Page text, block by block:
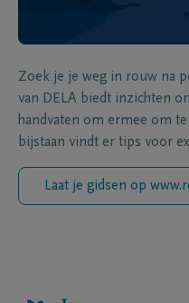
Zoek je je weg in rouw na
van DELA biedt inzichten
handvaten om ermee om
bijstaan vindt er tips voor
Laat je gidsen op